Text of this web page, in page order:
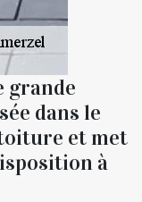
grande
dans le
et met
à